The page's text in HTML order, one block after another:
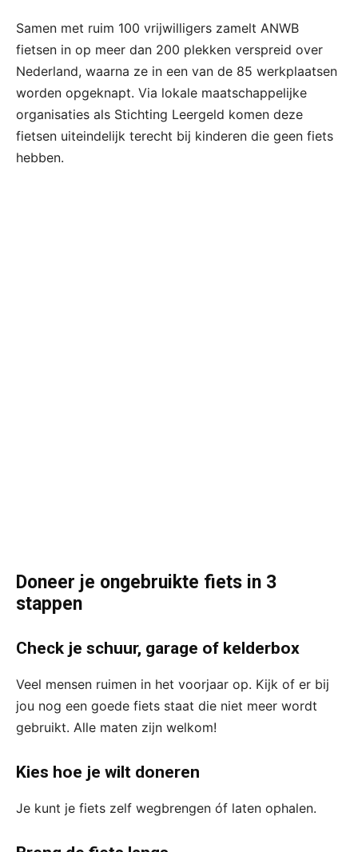
Samen met ruim 100 vrijwilligers zamelt ANWB
fietsen in op meer dan 200 plekken verspreid over
Nederland, waarna ze in een van de 85 werkplaatsen
worden opgeknapt. Via lokale maatschappelijke
organisaties als Stichting Leergeld komen deze
fietsen uiteindelijk terecht bij kinderen die geen fiets
hebben.
Doneer je ongebruikte fiets in 3
stappen
Check je schuur, garage of kelderbox
Veel mensen ruimen in het voorjaar op. Kijk of er bij
jou nog een goede fiets staat die niet meer wordt
gebruikt. Alle maten zijn welkom!
Kies hoe je wilt doneren
Je kunt je fiets zelf wegbrengen óf laten ophalen.